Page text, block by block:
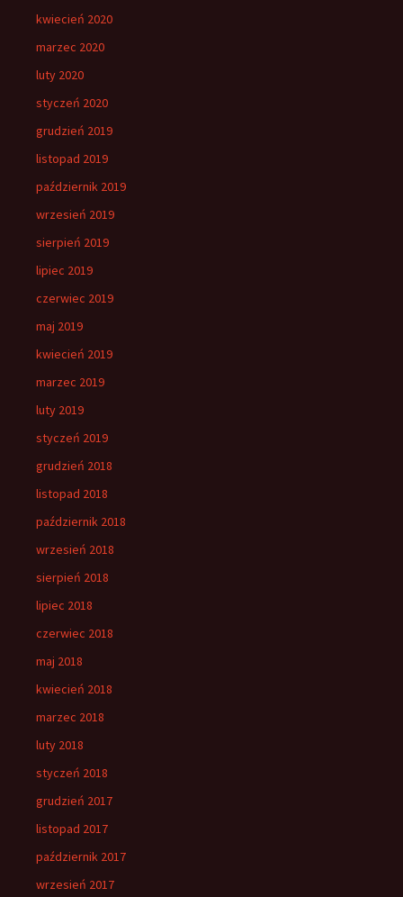
kwiecień 2020
marzec 2020
luty 2020
styczeń 2020
grudzień 2019
listopad 2019
październik 2019
wrzesień 2019
sierpień 2019
lipiec 2019
czerwiec 2019
maj 2019
kwiecień 2019
marzec 2019
luty 2019
styczeń 2019
grudzień 2018
listopad 2018
październik 2018
wrzesień 2018
sierpień 2018
lipiec 2018
czerwiec 2018
maj 2018
kwiecień 2018
marzec 2018
luty 2018
styczeń 2018
grudzień 2017
listopad 2017
październik 2017
wrzesień 2017